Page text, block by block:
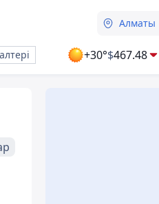
Алматы
+30°$467.48